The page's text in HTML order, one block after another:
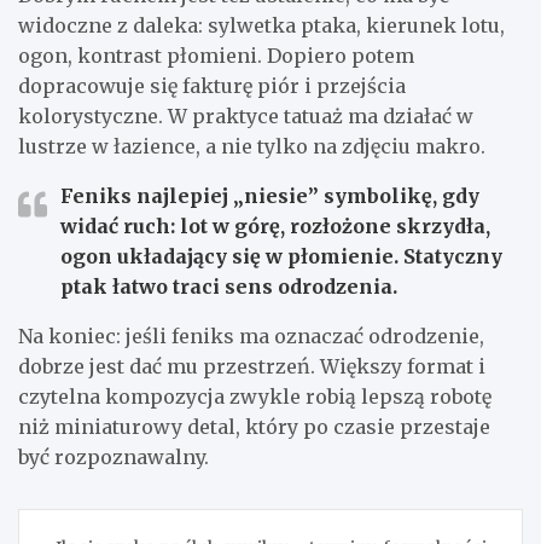
widoczne z daleka: sylwetka ptaka, kierunek lotu,
ogon, kontrast płomieni. Dopiero potem
dopracowuje się fakturę piór i przejścia
kolorystyczne. W praktyce tatuaż ma działać w
lustrze w łazience, a nie tylko na zdjęciu makro.
Feniks najlepiej „niesie” symbolikę, gdy
widać ruch: lot w górę, rozłożone skrzydła,
ogon układający się w płomienie. Statyczny
ptak łatwo traci sens odrodzenia.
Na koniec: jeśli feniks ma oznaczać odrodzenie,
dobrze jest dać mu przestrzeń. Większy format i
czytelna kompozycja zwykle robią lepszą robotę
niż miniaturowy detal, który po czasie przestaje
być rozpoznawalny.